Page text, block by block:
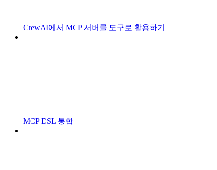
CrewAI에서 MCP 서버를 도구로 활용하기
MCP DSL 통합